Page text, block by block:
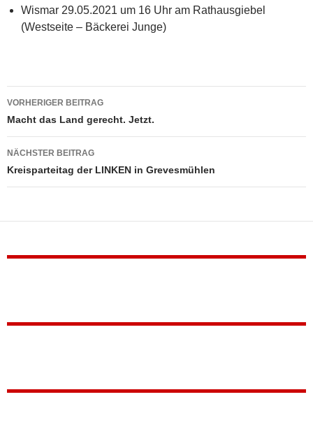
Wismar 29.05.2021 um 16 Uhr am Rathausgiebel
(Westseite – Bäckerei Junge)
Beitragsnavigation
VORHERIGER BEITRAG
Macht das Land gerecht. Jetzt.
NÄCHSTER BEITRAG
Kreisparteitag der LINKEN in Grevesmühlen